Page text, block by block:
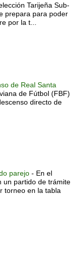
Tarijeña Sub-
prepara para poder
por la t...
de Real Santa
de Fútbol (FBF)
directo de
parejo - En el
un partido de trámite
torneo en la tabla